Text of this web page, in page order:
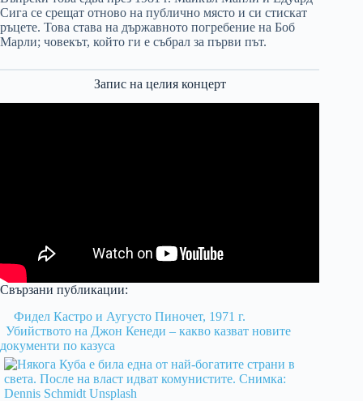
Сига се срещат отново на публично място и си стискат
ръцете. Това става на държавното погребение на Боб
Марли; човекът, който ги е събрал за първи път.
Запис на целия концерт
Свързани публикации:
Фидел Кастро и Аугусто Пиночет, 1971 г.
Убийството на Джон Кенеди – какво казват новите
документи по казуса